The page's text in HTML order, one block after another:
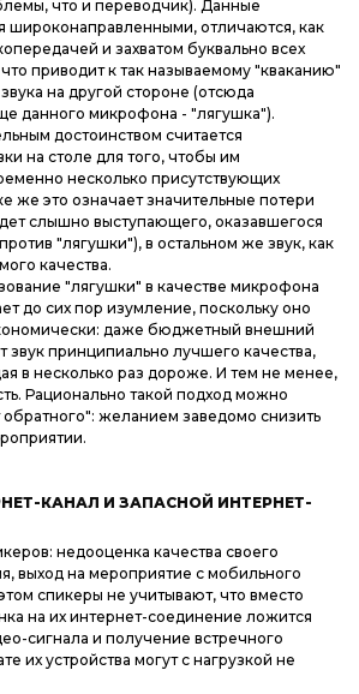
что и переводчик). Данные
широконаправленными, отличаются, как
и захватом буквально всех
приводит к так называемому "кваканию"
на другой стороне (отсюда
данного микрофона - "лягушка").
достоинством считается
на столе для того, чтобы им
несколько присутствующих
же это означает значительные потери
слышно выступающего, оказавшегося
"лягушки"), в остальном же звук, как
качества.
"лягушки" в качестве микрофона
до сих пор изумление, поскольку оно
даже бюджетный внешний
принципиально лучшего качества,
в несколько раз дороже. И тем не менее,
Рационально такой подход можно
обратного": желанием заведомо снизить
КАНАЛ И ЗАПАСНОЙ ИНТЕРНЕТ-
недооценка качества своего
выход на мероприятие с мобильного
спикеры не учитывают, что вместо
на их интернет-соединение ложится
сигнала и получение встречного
их устройства могут с нагрузкой не